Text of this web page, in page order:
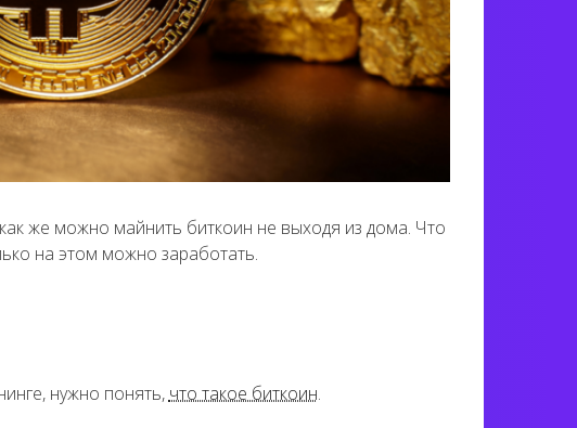
же можно майнить биткоин не выходя из дома. Что
на этом можно заработать.
нужно понять, что такое биткоин.